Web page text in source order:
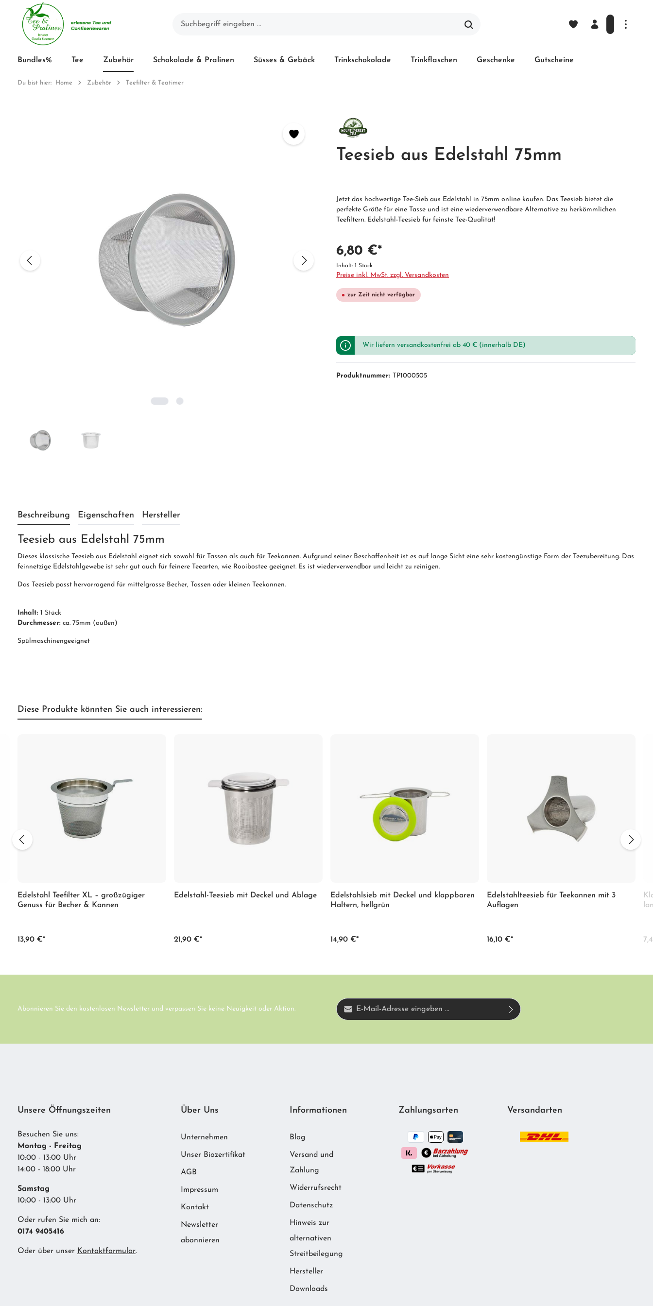
Bundles% Tee Zubehör Schokolade & Pralinen Süsses & Gebäck Trinkschokolade Trinkflaschen Geschenke Gutscheine
Du bist hier: Home Zubehör Teefilter & Teatimer
Teesieb aus Edelstahl 75mm
Jetzt das hochwertige Tee-Sieb aus Edelstahl in 75mm online kaufen. Das Teesieb bietet die
perfekte Größe für eine Tasse und ist eine wiederverwendbare Alternative zu herkömmlichen
Teefiltern. Edelstahl-Teesieb für feinste Tee-Qualität!
6,80 €*
Inhalt: 1 Stück
Preise inkl. MwSt. zzgl. Versandkosten
zur Zeit nicht verfügbar
Wir liefern versandkostenfrei ab 40 € (innerhalb DE)
Produktnummer: TP1000505
Beschreibung Eigenschaften Hersteller
Teesieb aus Edelstahl 75mm
Dieses klassische Teesieb aus Edelstahl eignet sich sowohl für Tassen als auch für Teekannen. Aufgrund seiner Beschaffenheit ist es auf lange Sicht eine sehr kostengünstige Form der Teezubereitung. Das
feinnetzige Edelstahlgewebe ist sehr gut auch für feinere Teearten, wie Rooibostee geeignet. Es ist wiederverwendbar und leicht zu reinigen.
Das Teesieb passt hervorragend für mittelgrosse Becher, Tassen oder kleinen Teekannen.
Inhalt: 1 Stück
Durchmesser: ca. 75mm (außen)
Spülmaschinengeeignet
Diese Produkte könnten Sie auch interessieren:
Edelstahl Teefilter XL – großzügiger
Genuss für Becher & Kannen
13,90 €*
Edelstahl-Teesieb mit Deckel und Ablage
21,90 €*
Edelstahlsieb mit Deckel und klappbaren
Haltern, hellgrün
14,90 €*
Edelstahlteesieb für Teekannen mit 3
Auflagen
16,10 €*
Abonnieren Sie den kostenlosen Newsletter und verpassen Sie keine Neuigkeit oder Aktion.
E-Mail-Adresse*
Unsere Öffnungszeiten
Besuchen Sie uns:
Montag - Freitag
10:00 - 13:00 Uhr
14:00 - 18:00 Uhr
Samstag
10:00 - 13:00 Uhr
Oder rufen Sie mich an:
0174 9405416
Oder über unser Kontaktformular.
Über Uns
Unternehmen
Unser Biozertifikat
AGB
Impressum
Kontakt
Newsletter
abonnieren
Informationen
Blog
Versand und
Zahlung
Widerrufsrecht
Datenschutz
Hinweis zur
alternativen
Streitbeilegung
Hersteller
Downloads
Zahlungsarten Versandarten